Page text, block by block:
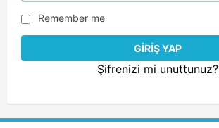
Remember me
Şifrenizi mi unuttunuz?